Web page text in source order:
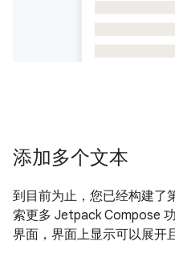
添加多个文本
到目前为止，您已经构建了
索更多 Jetpack Compose
界面，界面上显示可以展开